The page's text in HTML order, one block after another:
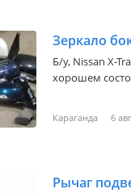
Зеркало
Б/y, Nissan X-
хорошем
безналичный
Караганда 6
Рычаг